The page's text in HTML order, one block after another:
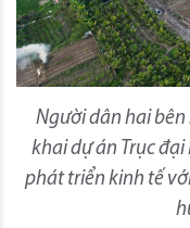
Người dân hai
khai dự án Trục
phát triển kinh tế